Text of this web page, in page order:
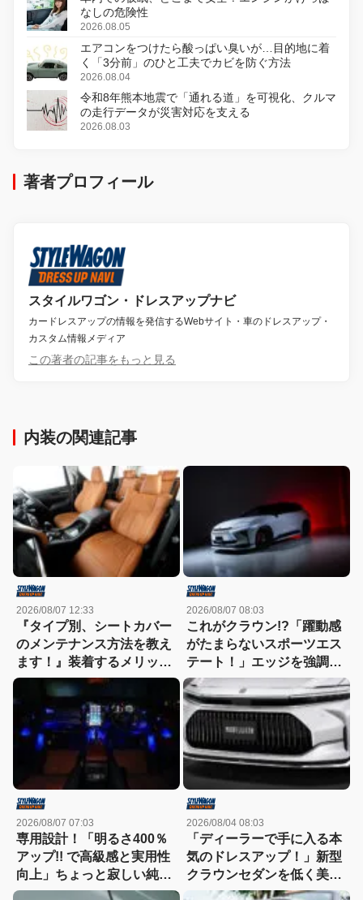
なしの危険性
2026.08.05
エアコンをつけたら酸っぱい臭いが…目的地に着
く「3分前」のひと工夫でカビを防ぐ方法
2026.08.04
令和8年熊本地震で「通れる道」を可視化、クルマ
の走行データが災害対応を支える
2026.08.03
著者プロフィール
スタイルワゴン・ドレスアップナビ
カードレスアップの情報を発信するWebサイト・車のドレスアップ・
カスタム情報メディア
この著者の記事をもっと見る
内装の関連記事
2026/08/07 12:33
『タイプ別、シートカバー
のメンテナンス方法を教え
ます！』装着するメリット
も紹介！
2026/08/07 08:03
これがクラウン!?「躍動感
がたまらないスポーツエス
テート！」エッジを強調し
たエアロに22インチホイー
ルで武装
2026/08/07 07:03
専用設計！「明るさ400％
アップ!! で高級感と実用性
向上」ちょっと寂しい純正
室内照明をグレードアップ
2026/08/04 08:03
「ディーラーで手に入る本
気のドレスアップ！」新型
クラウンセダンを低く美し
く魅せるモデリスタの流儀